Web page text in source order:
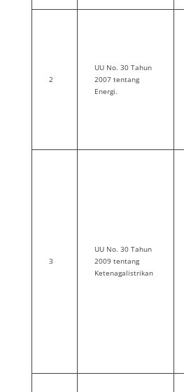
2
UU No. 30 Tahun
2007 tentang
Energi.
3
UU No. 30 Tahun
2009 tentang
Ketenagalistrikan